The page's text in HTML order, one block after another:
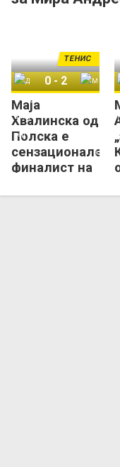
Маја
Хвалинска од
Полска е
сензационален
финалист на
ТЕНИС
Дијана Шнајдер
0 - 2